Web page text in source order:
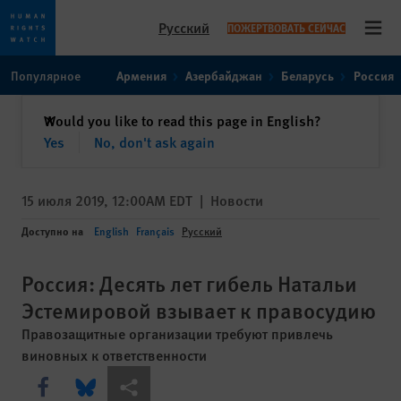
toto
content
Русский ПОЖЕРТВОВАТЬ СЕЙЧАС
Популярное Армения Азербайджан Беларусь Россия
Would you like to read this page in English?
Yes
No, don't ask again
✕закрыть
15 июля 2019, 12:00AM EDT | Новости
Доступно на English Français Русский
Россия: Десять лет гибель Натальи
Эстемировой взывает к правосудию
Правозащитные организации требуют привлечь
виновных к ответственности
Share this via Facebook
Share this via Bluesky
Share this via Поделиться